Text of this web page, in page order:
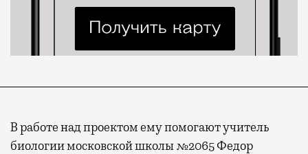
В работе над проектом ему помогают учитель
биологии московской школы №2065 Федор